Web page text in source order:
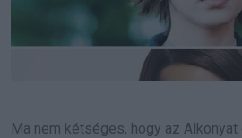
Ma nem kétséges, hogy az